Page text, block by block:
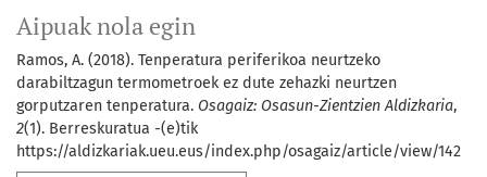
Aipuak nola egin
Ramos, A. (2018). Tenperatura periferikoa neurtzeko
darabiltzagun termometroek ez dute zehazki neurtzen
gorputzaren tenperatura. Osagaiz: Osasun-Zientzien Aldizkaria,
2(1). Berreskuratua -(e)tik
https://aldizkariak.ueu.eus/index.php/osagaiz/article/view/142